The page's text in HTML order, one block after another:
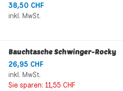
38,50 CHF
inkl. MwSt.
Bauchtasche Schwinger-Rocky
26,95 CHF
inkl. MwSt.
Sie sparen: 11,55 CHF